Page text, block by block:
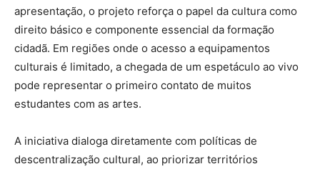
apresentação, o projeto reforça o papel da cultura como
direito básico e componente essencial da formação
cidadã. Em regiões onde o acesso a equipamentos
culturais é limitado, a chegada de um espetáculo ao vivo
pode representar o primeiro contato de muitos
estudantes com as artes.
A iniciativa dialoga diretamente com políticas de
descentralização cultural, ao priorizar territórios